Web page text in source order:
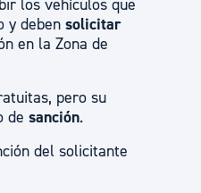
los vehículos que
y deben solicitar
en la Zona de
pero su
de sanción.
del solicitante